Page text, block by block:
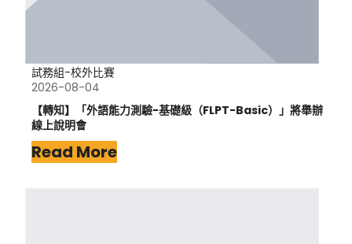
試務組-校外比賽
2026-08-04
【轉知】「外語能力測驗-基礎級（FLPT-Basic）」將舉辦
線上說明會
Read More